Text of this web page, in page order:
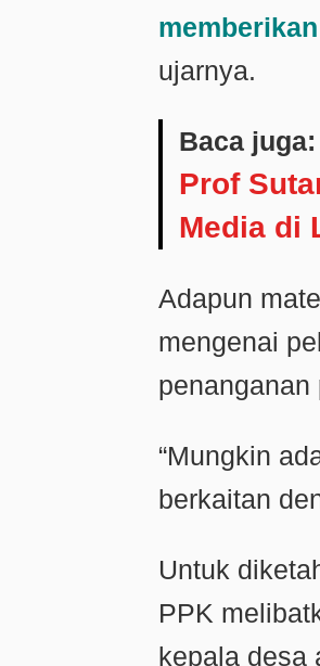
ujarnya.
Baca juga:
Prof
Media di
Adapun
mengenai
penanganan
“Mungkin
berkaitan
Untuk
PPK
kepala desa